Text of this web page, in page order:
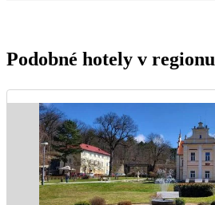
Podobné hotely v regionu